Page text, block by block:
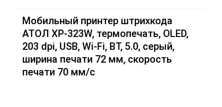
Мобильный принтер штрихкода
АТОЛ XP-323W, термопечать, OLED,
203 dpi, USB, Wi-Fi, BT, 5.0, серый,
ширина печати 72 мм, скорость
печати 70 мм/с